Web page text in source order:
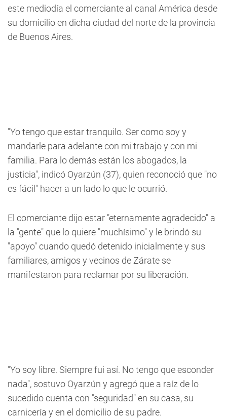
este mediodía el comerciante al canal América desde
su domicilio en dicha ciudad del norte de la provincia
de Buenos Aires.
"Yo tengo que estar tranquilo. Ser como soy y
mandarle para adelante con mi trabajo y con mi
familia. Para lo demás están los abogados, la
justicia", indicó Oyarzún (37), quien reconoció que "no
es fácil" hacer a un lado lo que le ocurrió.
El comerciante dijo estar "eternamente agradecido" a
la "gente" que lo quiere "muchísimo" y le brindó su
"apoyo" cuando quedó detenido inicialmente y sus
familiares, amigos y vecinos de Zárate se
manifestaron para reclamar por su liberación.
"Yo soy libre. Siempre fui así. No tengo que esconder
nada", sostuvo Oyarzún y agregó que a raíz de lo
sucedido cuenta con "seguridad" en su casa, su
carnicería y en el domicilio de su padre.